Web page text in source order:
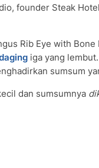
founder Steak
Rib Eye with
iga yang
sumsum
dan sumsumnya